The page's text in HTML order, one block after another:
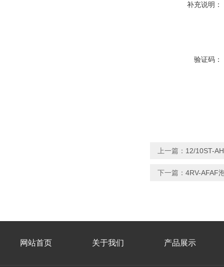
补充说明：
验证码：
上一篇： 12/10ST-
下一篇： 4RV-AFAF
网站首页 关于我们 产品展示